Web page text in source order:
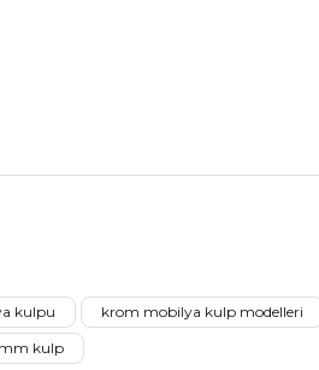
kulpu krom mobilya kulp modelleri
mm kulp